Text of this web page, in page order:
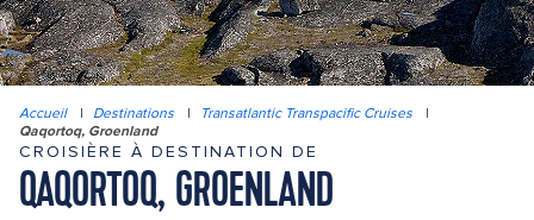
Accueil | Destinations | Transatlantic Transpacific Cruises
|
Qaqortoq, Groenland
CROISIÈRE À DESTINATION DE
QAQORTOQ, GROENLAND